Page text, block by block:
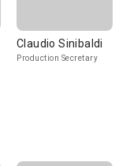
Claudio Sinibaldi
Production Secretary